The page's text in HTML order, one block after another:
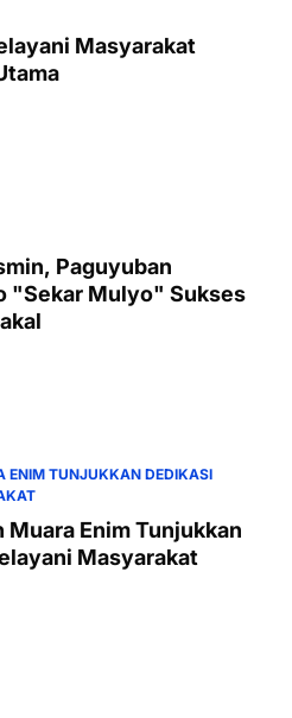
Masyarakat
Paguyuban
"Sekar Mulyo" Sukses
ENIM TUNJUKKAN DEDIKASI
Enim Tunjukkan
Masyarakat